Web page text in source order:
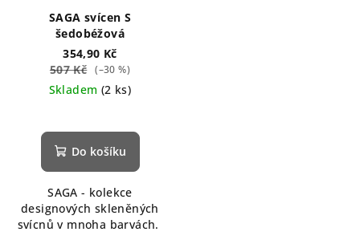
SAGA svícen S
šedobéžová
354,90 Kč
507 Kč (–30 %)
Skladem (2 ks)
Do košíku
SAGA - kolekce
designových skleněných
svícnů v mnoha barvách.